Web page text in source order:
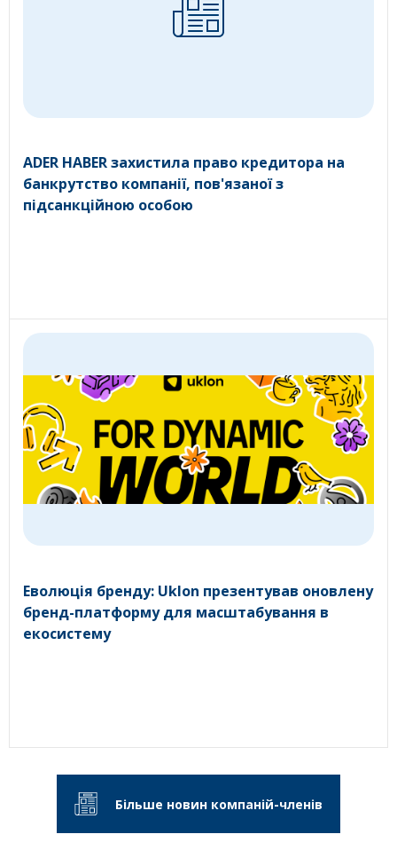
ADER HABER захистила право кредитора на
банкрутство компанії, пов'язаної з
підсанкційною особою
Еволюція бренду: Uklon презентував оновлену
бренд-платформу для масштабування в
екосистему
Більше новин компаній-членів